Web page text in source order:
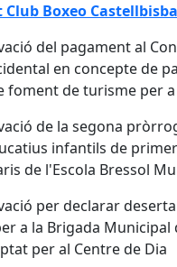
Boxeo
del pagament al
en concepte de
foment de turisme per
de la segona
infantils de
de l'Escola Bressol
per declarar
a la Brigada
per al Centre de Dia